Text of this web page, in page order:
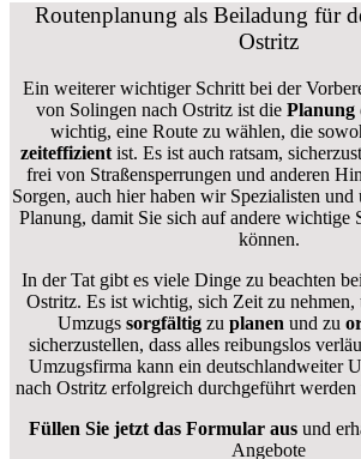
Routenplanung als Beiladung für
Ostritz
Ein weiterer wichtiger Schritt bei der
von Solingen nach Ostritz ist diePlanung
wichtig, eine Route zu wählen, die
zeiteffizientist. Es ist auch ratsam,
frei von Straßensperrungen und anderen
Sorgen, auch hier haben wir Spezialisten und
Planung, damit Sie sich auf andere wichtige
können.
In der Tat gibt es viele Dinge zu beachten
Ostritz. Es ist wichtig, sich Zeit zu nehmen,
Umzugs sorgfältig zu planen und zu
sicherzustellen, dass alles reibungslos
Umzugsfirma kann ein deutschlandweiter
nach Ostritz erfolgreich durchgeführt
Füllen Sie jetzt das Formular aus und
Angebote